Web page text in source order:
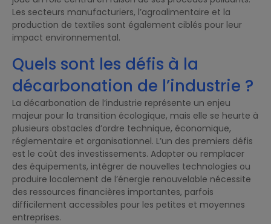
Les secteurs manufacturiers, l’agroalimentaire et la
production de textiles sont également ciblés pour leur
impact environnemental.
Quels sont les défis à la
décarbonation de l’industrie ?
La décarbonation de l’industrie représente un enjeu
majeur pour la transition écologique, mais elle se heurte à
plusieurs obstacles d’ordre technique, économique,
réglementaire et organisationnel. L’un des premiers défis
est le coût des investissements. Adapter ou remplacer
des équipements, intégrer de nouvelles technologies ou
produire localement de l’énergie renouvelable nécessite
des ressources financières importantes, parfois
difficilement accessibles pour les petites et moyennes
entreprises.